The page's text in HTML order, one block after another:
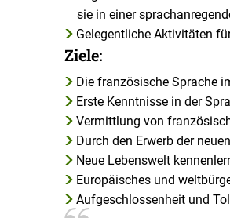
sie in einer
Gelegentliche Aktivitäten
Ziele:
Die französische Sprache
Erste Kenntnisse in der
Vermittlung von
Durch den Erwerb der
Neue Lebenswelt
Europäisches und
Aufgeschlossenheit und